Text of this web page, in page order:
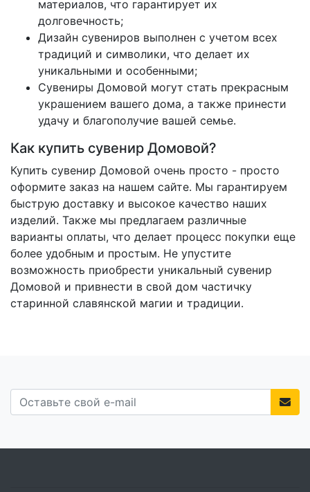
материалов, что гарантирует их
долговечность;
Дизайн сувениров выполнен с учетом всех
традиций и символики, что делает их
уникальными и особенными;
Сувениры Домовой могут стать прекрасным
украшением вашего дома, а также принести
удачу и благополучие вашей семье.
Как купить сувенир Домовой?
Купить сувенир Домовой очень просто - просто
оформите заказ на нашем сайте. Мы гарантируем
быструю доставку и высокое качество наших
изделий. Также мы предлагаем различные
варианты оплаты, что делает процесс покупки еще
более удобным и простым. Не упустите
возможность приобрести уникальный сувенир
Домовой и привнести в свой дом частичку
старинной славянской магии и традиции.